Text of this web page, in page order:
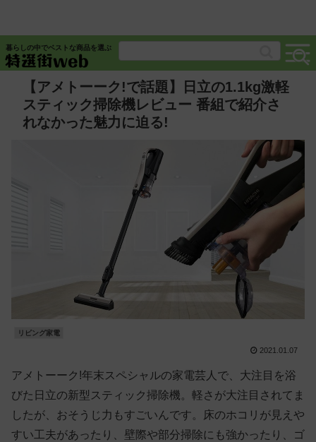
暮らしの中でベストな商品を選ぶ
【アメトーーク!で話題】日立の1.1kg激軽
スティック掃除機レビュー 番組で紹介さ
れなかった魅力に迫る!
リビング家電
2021.01.07
アメトーーク!年末スペシャルの家電芸人で、大注目を浴
びた日立の新型スティック掃除機。軽さが大注目されてま
したが、おそうじ力もすごいんです。床のホコリが見えや
すい工夫があったり、壁際や部分掃除にも強かったり、ゴ